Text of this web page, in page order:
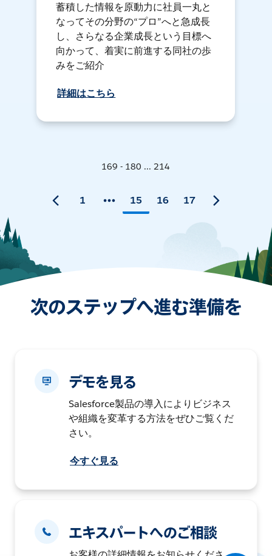
蓄積した情報を原動力に社員一丸と
なってその分野の“プロ”へと急成長
し、さらなる企業成長という目標へ
向かって、着実に前進する同社の歩
みをご紹介
詳細はこちら
169 - 180 ... 214
1 15 16 17
次のステップへ進む準備を
デモを見る
Salesforce製品の導入によりビジネス
や組織を変革する方法をぜひご覧くだ
さい。
今すぐ見る
エキスパートへのご相談